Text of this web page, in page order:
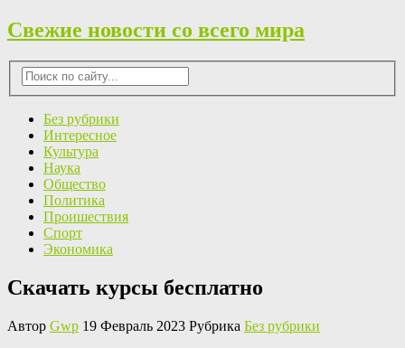
Свежие новости со всего мира
Без рубрики
Интересное
Культура
Наука
Общество
Политика
Проишествия
Спорт
Экономика
Скачать курсы бесплатно
Автор Gwp 19 Февраль 2023 Рубрика Без рубрики